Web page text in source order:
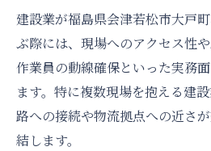
建設業が福島県会津若松市大戸
ぶ際には、現場へのアクセス性や
作業員の動線確保といった実務
ます。特に複数現場を抱える建
路への接続や物流拠点への近さ
結します。